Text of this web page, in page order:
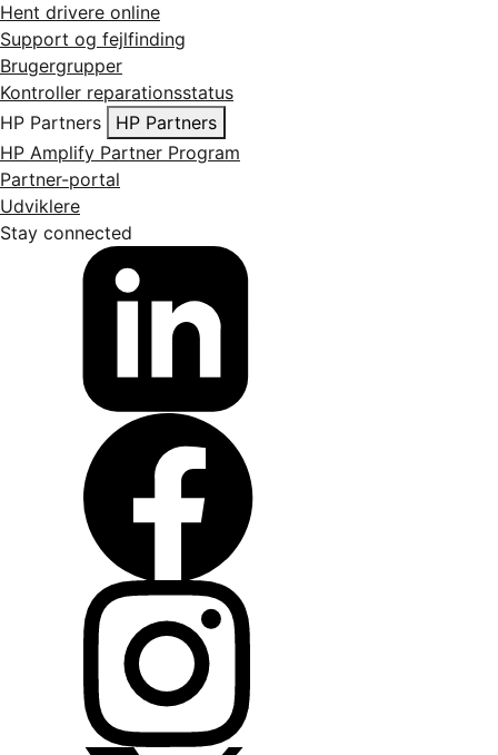
Hent drivere online
Support og fejlfinding
Brugergrupper
Kontroller reparationsstatus
HP Partners
HP Partners
HP Amplify Partner Program
Partner-portal
Udviklere
Stay connected